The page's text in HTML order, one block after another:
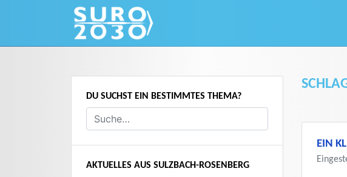
EIN
DU SUCHST EIN BESTIMMTES THEMA?
AKTUELLES AUS SULZBACH-ROSENBERG